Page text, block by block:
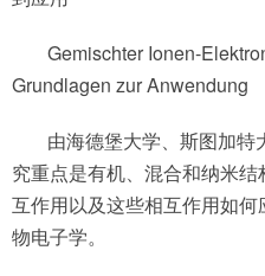
Gemischter Ionen-
Grundlagen zur Anwendung
由海德堡大学、斯图加
究重点是有机、混合和纳米
互作用以及这些相互作用如
物电子学。